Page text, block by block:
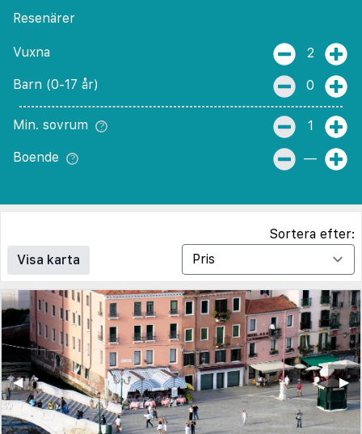
Resenärer
Vuxna 2
Barn (0-17 år) 0
Min. sovrum 1
Boende —
Visa karta
Sortera efter:
▶︎
◀︎